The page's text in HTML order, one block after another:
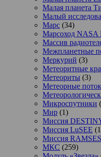
Малая планета
Малый
Марс (34)
Марсоход NASA
Массив
Межпланетные
Меркурий (3)
Метеоритные
Метеориты (3)
Метеорные
Микроспутники
Мир (1)
Миссия
Миссия LuSEE
Миссия RAMSES
МКС (259)